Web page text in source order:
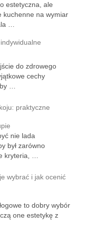
estetyczna, ale
kuchenne na wymiar
…
do zdrowego
cechy
…
praktyczne
nie lada
był zarówno
kryteria, …
wybrać i jak ocenić
to dobry wybór
one estetykę z